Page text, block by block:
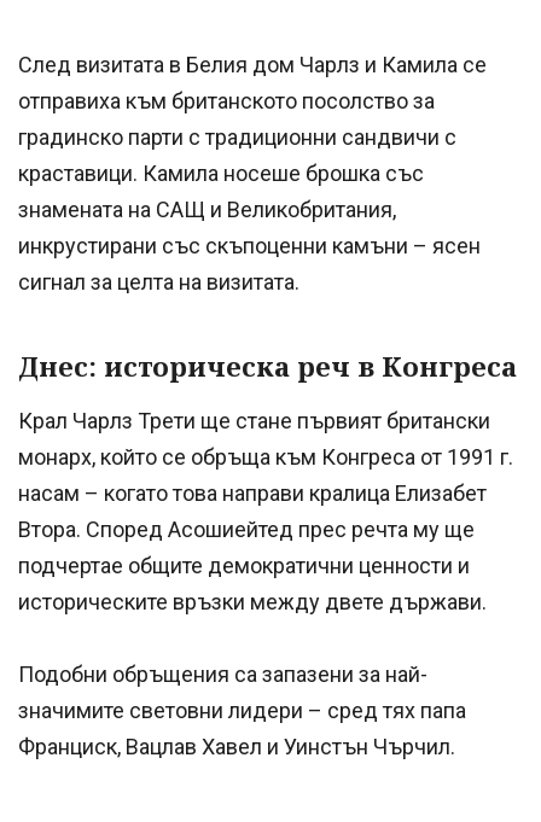
След визитата в Белия дом Чарлз и Камила се
отправиха към британското посолство за
градинско парти с традиционни сандвичи с
краставици. Камила носеше брошка със
знамената на САЩ и Великобритания,
инкрустирани със скъпоценни камъни – ясен
сигнал за целта на визитата.
Днес: историческа реч в Конгреса
Крал Чарлз Трети ще стане първият британски
монарх, който се обръща към Конгреса от 1991 г.
насам – когато това направи кралица Елизабет
Втора. Според Асошиейтед прес речта му ще
подчертае общите демократични ценности и
историческите връзки между двете държави.
Подобни обръщения са запазени за най-
значимите световни лидери – сред тях папа
Франциск, Вацлав Хавел и Уинстън Чърчил.